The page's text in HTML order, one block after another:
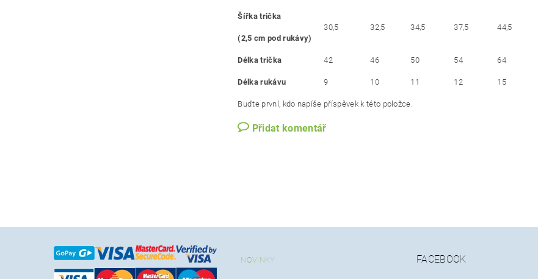
Šířka trička
(2,5 cm pod rukávy)
30,5 32,5 34,5 37,5 44,5
Délka trička 42 46 50 54 64
Délka rukávu 9 10 11 12 15
Buďte první, kdo napíše příspěvek k této položce.
Přidat komentář
NOVINKY FACEBOOK